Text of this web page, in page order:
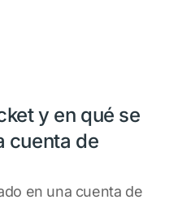
y en qué se
cuenta de
en una cuenta de